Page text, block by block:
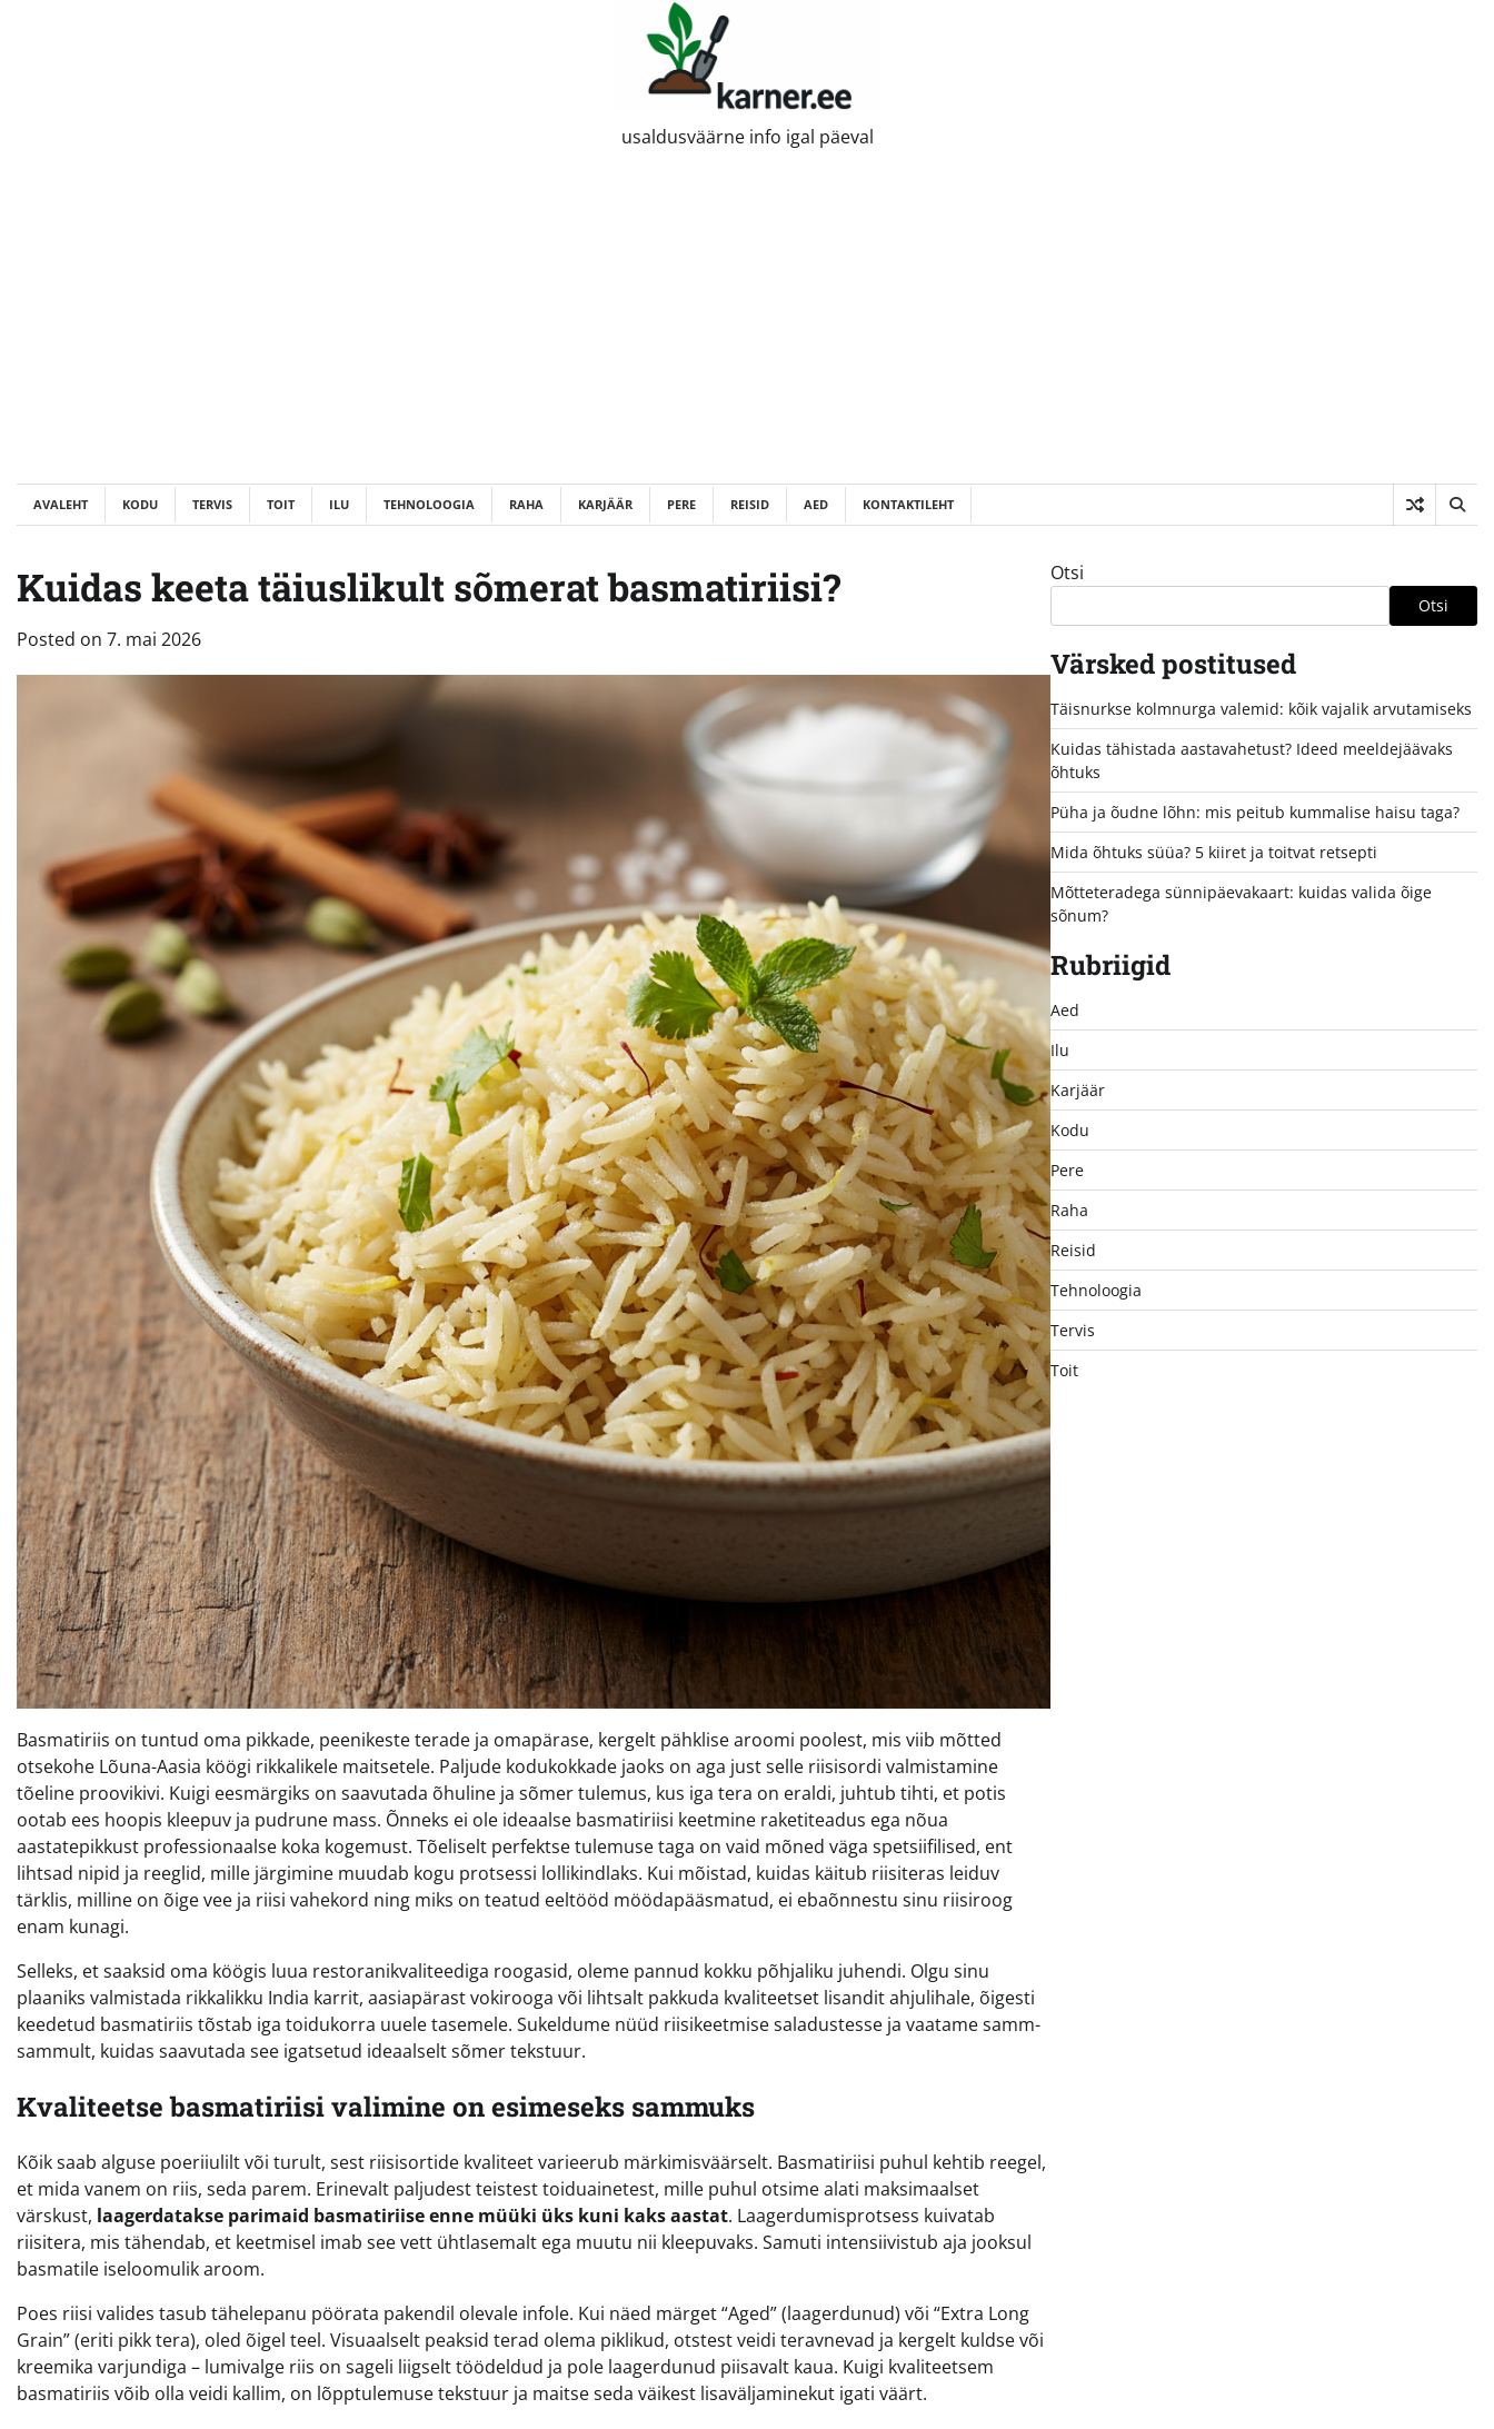
usaldusväärne info igal päeval
AVALEHT KODU TERVIS TOIT ILU TEHNOLOOGIA RAHA KARJÄÄR PERE REISID AED KONTAKTILEHT
Kuidas keeta täiuslikult sõmerat basmatiriisi?
Posted on 7. mai 2026
Basmatiriis on tuntud oma pikkade, peenikeste terade ja omapärase, kergelt pähklise aroomi poolest, mis viib mõtted
otsekohe Lõuna-Aasia köögi rikkalikele maitsetele. Paljude kodukokkade jaoks on aga just selle riisisordi valmistamine
tõeline proovikivi. Kuigi eesmärgiks on saavutada õhuline ja sõmer tulemus, kus iga tera on eraldi, juhtub tihti, et potis
ootab ees hoopis kleepuv ja pudrune mass. Õnneks ei ole ideaalse basmatiriisi keetmine raketiteadus ega nõua
aastatepikkust professionaalse koka kogemust. Tõeliselt perfektse tulemuse taga on vaid mõned väga spetsiifilised, ent
lihtsad nipid ja reeglid, mille järgimine muudab kogu protsessi lollikindlaks. Kui mõistad, kuidas käitub riisiteras leiduv
tärklis, milline on õige vee ja riisi vahekord ning miks on teatud eeltööd möödapääsmatud, ei ebaõnnestu sinu riisiroog
enam kunagi.
Selleks, et saaksid oma köögis luua restoranikvaliteediga roogasid, oleme pannud kokku põhjaliku juhendi. Olgu sinu
plaaniks valmistada rikkalikku India karrit, aasiapärast vokirooga või lihtsalt pakkuda kvaliteetset lisandit ahjulihale, õigesti
keedetud basmatiriis tõstab iga toidukorra uuele tasemele. Sukeldume nüüd riisikeetmise saladustesse ja vaatame samm-
sammult, kuidas saavutada see igatsetud ideaalselt sõmer tekstuur.
Kvaliteetse basmatiriisi valimine on esimeseks sammuks
Kõik saab alguse poeriiulilt või turult, sest riisisortide kvaliteet varieerub märkimisväärselt. Basmatiriisi puhul kehtib reegel,
et mida vanem on riis, seda parem. Erinevalt paljudest teistest toiduainetest, mille puhul otsime alati maksimaalset
värskust, laagerdatakse parimaid basmatiriise enne müüki üks kuni kaks aastat. Laagerdumisprotsess kuivatab
riisitera, mis tähendab, et keetmisel imab see vett ühtlasemalt ega muutu nii kleepuvaks. Samuti intensiivistub aja jooksul
basmatile iseloomulik aroom.
Poes riisi valides tasub tähelepanu pöörata pakendil olevale infole. Kui näed märget “Aged” (laagerdunud) või “Extra Long
Grain” (eriti pikk tera), oled õigel teel. Visuaalselt peaksid terad olema piklikud, otstest veidi teravnevad ja kergelt kuldse või
kreemika varjundiga – lumivalge riis on sageli liigselt töödeldud ja pole laagerdunud piisavalt kaua. Kuigi kvaliteetsem
basmatiriis võib olla veidi kallim, on lõpptulemuse tekstuur ja maitse seda väikest lisaväljaminekut igati väärt.
Otsi
Otsi
Värsked postitused
Täisnurkse kolmnurga valemid: kõik vajalik arvutamiseks
Kuidas tähistada aastavahetust? Ideed meeldejäävaks
õhtuks
Püha ja õudne lõhn: mis peitub kummalise haisu taga?
Mida õhtuks süüa? 5 kiiret ja toitvat retsepti
Mõtteteradega sünnipäevakaart: kuidas valida õige
sõnum?
Rubriigid
Aed
Ilu
Karjäär
Kodu
Pere
Raha
Reisid
Tehnoloogia
Tervis
Toit